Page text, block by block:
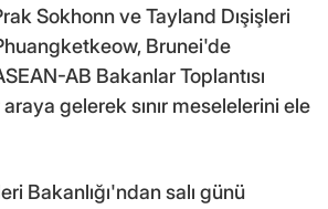
Sokhonn ve Tayland Dışişleri
Brunei'de
AB Bakanlar Toplantısı
gelerek sınır meselelerini ele
Bakanlığı'ndan salı günü